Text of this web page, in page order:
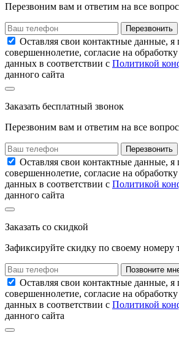
Перезвоним вам и ответим на все
Перезвонить
Оставляя свои контактные данные,
совершеннолетие, согласие на
данных в соответствии с Политикой
данного сайта
Заказать бесплатный звонок
Перезвоним вам и ответим на все
Перезвонить
Оставляя свои контактные данные,
совершеннолетие, согласие на
данных в соответствии с Политикой
данного сайта
Заказать со скидкой
Зафиксируйте скидку по своему номеру
Позвоните
Оставляя свои контактные данные,
совершеннолетие, согласие на
данных в соответствии с Политикой
данного сайта